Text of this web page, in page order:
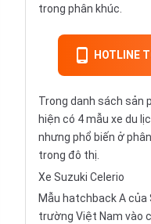
trong phân khúc.
HOTLINE
Trong danh sách sản
hiện có 4 mẫu xe du
nhưng phổ biến ở
trong đô thị.
Xe Suzuki Celerio
Mẫu hatchbackA của
trường Việt Nam vào